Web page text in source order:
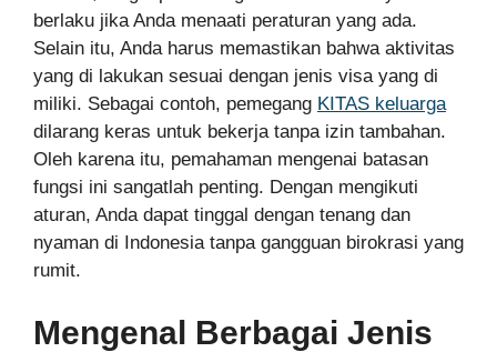
berlaku jika Anda menaati peraturan yang ada.
Selain itu, Anda harus memastikan bahwa aktivitas
yang di lakukan sesuai dengan jenis visa yang di
miliki. Sebagai contoh, pemegang KITAS keluarga
dilarang keras untuk bekerja tanpa izin tambahan.
Oleh karena itu, pemahaman mengenai batasan
fungsi ini sangatlah penting. Dengan mengikuti
aturan, Anda dapat tinggal dengan tenang dan
nyaman di Indonesia tanpa gangguan birokrasi yang
rumit.
Mengenal Berbagai Jenis